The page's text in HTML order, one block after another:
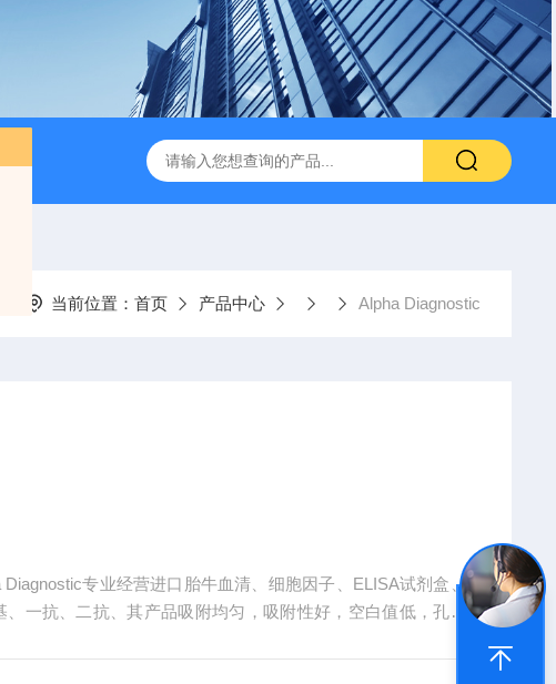
vero细胞vero细胞 大鼠肠微血管内皮细胞
当前位置： 首页 产品中心 Alpha Diagnostic
专业经营进口胎牛血清、细胞因子、ELISA试剂盒、
一抗、二抗、其产品吸附均匀，吸附性好，空白值低，孔底